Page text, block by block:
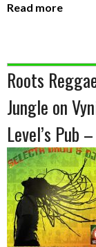
Read more
Roots
Jungle on
Level’s Pub